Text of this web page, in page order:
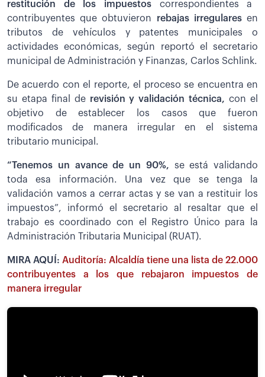
restitución de los impuestos correspondientes a
contribuyentes que obtuvieron rebajas irregularesen
tributos de vehículos y patentes municipales o
actividades económicas, según reportó el secretario
municipal de Administración y Finanzas, Carlos Schlink.
De acuerdo con el reporte, el proceso se encuentra en
su etapa final de revisión y validación técnica, con el
objetivo de establecer los casos que fueron
modificados de manera irregular en el sistema
tributario municipal.
“Tenemos un avance de un 90%, se está validando
toda esa información. Una vez que se tenga la
validación vamos a cerrar actas y se van a restituir los
impuestos”, informó el secretario al resaltar que el
trabajo es coordinado con el Registro Único para la
Administración Tributaria Municipal (RUAT).
MIRA AQUÍ: Auditoría: Alcaldía tiene una lista de 22.000
contribuyentes a los que rebajaron impuestos de
manera irregular